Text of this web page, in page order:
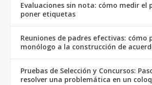
Evaluaciones sin nota: cómo medir el
poner etiquetas
Reuniones de padres efectivas: cómo
monólogo a la construcción de
Pruebas de Selección y Concursos:
resolver una problemática en un